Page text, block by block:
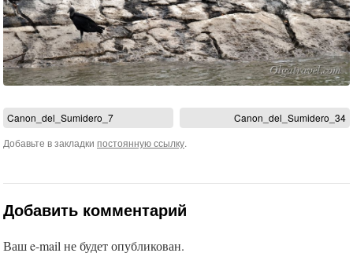
Canon_del_Sumidero_7
Canon_del_Sumidero_34
Добавьте в закладки постоянную ссылку.
Добавить комментарий
Ваш e-mail не будет опубликован.